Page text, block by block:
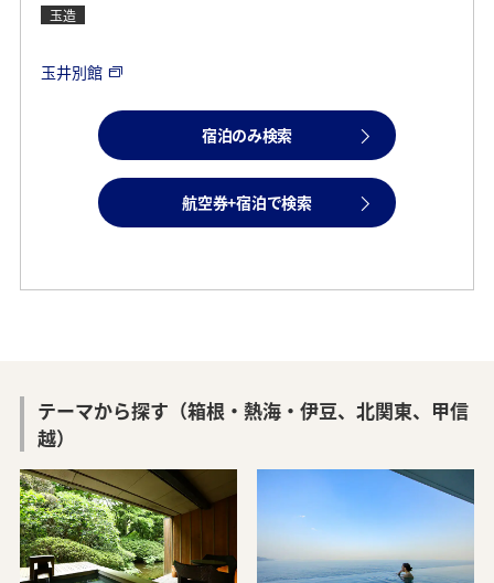
玉造
玉井別館
宿泊のみ検索
航空券+宿泊で検索
テーマから探す（箱根・熱海・伊豆、北関東、甲信
越）